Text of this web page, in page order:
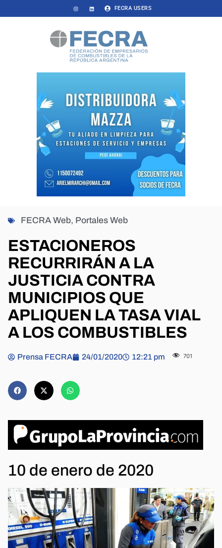
FECRA USERS
FECRA Web, Portales Web
ESTACIONEROS
RECURRIRÁN A LA
JUSTICIA CONTRA
MUNICIPIOS QUE
APLIQUEN LA TASA VIAL
A LOS COMBUSTIBLES
Prensa FECRA 24/01/2020 12:21 pm 701
10 de enero de 2020